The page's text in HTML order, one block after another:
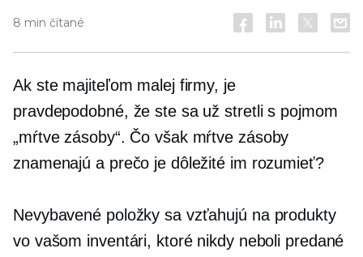
8 min čítané
Ak ste majiteľom malej firmy, je
pravdepodobné, že ste sa už stretli s pojmom
„mŕtve zásoby“. Čo však mŕtve zásoby
znamenajú a prečo je dôležité im rozumieť?
Nevybavené položky sa vzťahujú na produkty
vo vašom inventári, ktoré nikdy neboli predané